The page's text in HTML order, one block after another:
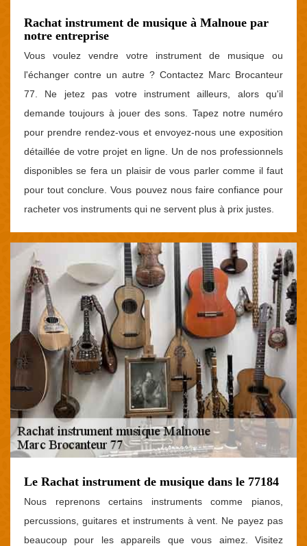
Rachat instrument de musique à Malnoue par
notre entreprise
Vous voulez vendre votre instrument de musique ou
l'échanger contre un autre ? Contactez Marc Brocanteur
77. Ne jetez pas votre instrument ailleurs, alors qu'il
demande toujours à jouer des sons. Tapez notre numéro
pour prendre rendez-vous et envoyez-nous une exposition
détaillée de votre projet en ligne. Un de nos professionnels
disponibles se fera un plaisir de vous parler comme il faut
pour tout conclure. Vous pouvez nous faire confiance pour
racheter vos instruments qui ne servent plus à prix justes.
Le Rachat instrument de musique dans le 77184
Nous reprenons certains instruments comme pianos,
percussions, guitares et instruments à vent. Ne payez pas
beaucoup pour les appareils que vous aimez. Visitez